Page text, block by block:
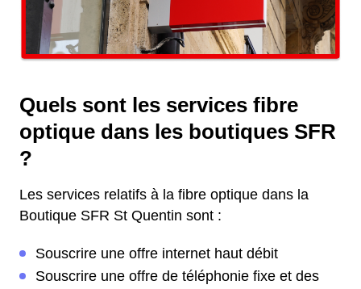
Quels sont les services fibre
optique dans les boutiques SFR
?
Les services relatifs à la fibre optique dans la
Boutique SFR St Quentin sont :
Souscrire une offre internet haut débit
Souscrire une offre de téléphonie fixe et des